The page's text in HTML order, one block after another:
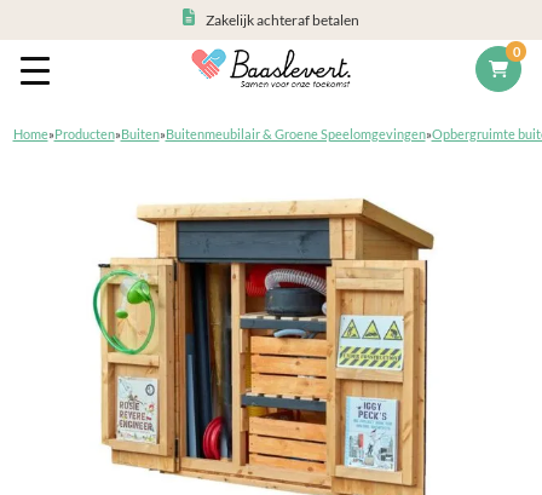
0
Zakelijk achteraf betalen
Home»Producten»Buiten»Buitenmeubilair & Groene Speelomgevingen»Opbergruimte